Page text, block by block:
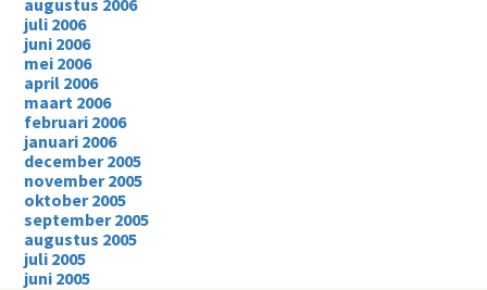
augustus 2006
juli 2006
juni 2006
mei 2006
april 2006
maart 2006
februari 2006
januari 2006
december 2005
november 2005
oktober 2005
september 2005
augustus 2005
juli 2005
juni 2005